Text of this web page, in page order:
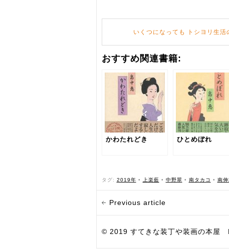
いくつになっても トシヨリ生活
おすすめ関連書籍:
かわたれどき ひとめぼれ
タグ: 2019年 • 上楽藍 • 中野翠 • 南タカコ • 南伸
Previous article
© 2019 すてきな装丁や装画の本